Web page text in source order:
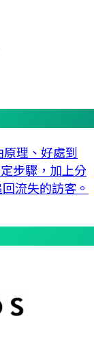
理、好處到
步驟，加上分
流失的訪客。